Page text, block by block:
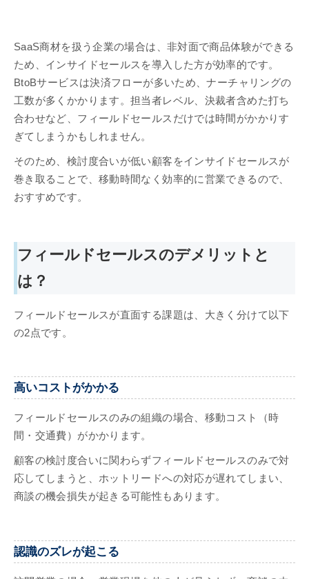
SaaS商材を扱う企業の場合は、非対面で商品体験ができる
ため、インサイドセールスを導入した方が効率的です。
BtoBサービスは決済フローが多いため、ナーチャリングの
工数が多くかかります。担当者レベル、決裁者含めた打ち
合わせなど、フィールドセールスだけでは時間がかかりす
ぎてしまうかもしれません。
そのため、検討度合いが低い顧客をインサイドセールスが
巻き取ることで、移動時間なく効率的に営業できるので、
おすすめです。
フィールドセールスのデメリットと
は？
フィールドセールスが直面する課題は、大きく分けて以下
の2点です。
高いコストがかかる
フィールドセールスのみの組織の場合、移動コスト（時
間・交通費）がかかります。
顧客の検討度合いに関わらずフィールドセールスのみで対
応してしまうと、ホットリードへの対応が遅れてしまい、
商談の機会損失が起きる可能性もあります。
認識のズレが起こる